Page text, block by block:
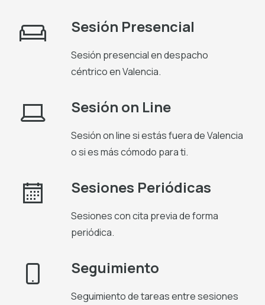
Sesión Presencial
Sesión presencial en despacho
céntrico en Valencia.
Sesión on Line
Sesión on line si estás fuera de Valencia
o si es más cómodo para ti.
Sesiones Periódicas
Sesiones con cita previa de forma
periódica.
Seguimiento
Seguimiento de tareas entre sesiones